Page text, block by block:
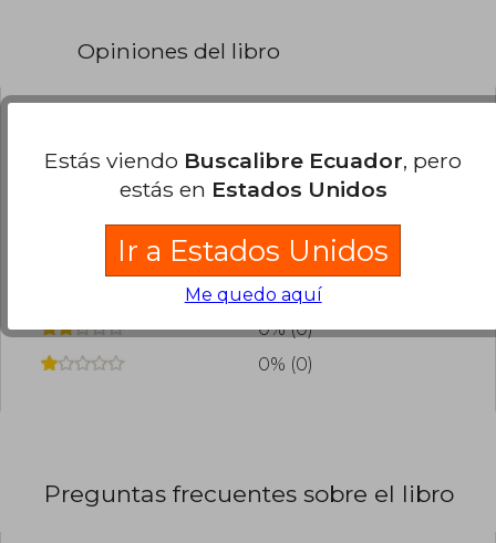
Opiniones del libro
agregar tu propia evaluación.
0% (0)
0% (0)
0% (0)
0% (0)
0% (0)
Preguntas frecuentes sobre el libro
Estás viendo Buscalibre Ecuador, pero
estás en Estados Unidos
Ir a Estados Unidos
Me quedo aquí